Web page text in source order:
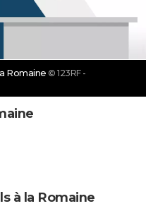
Romaine © 123RF -
à la Romaine